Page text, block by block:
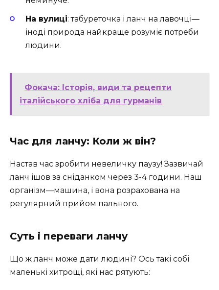
На вулиці: табуреточка і ланч на лавочці—
іноді природа найкраще розуміє потреби
людини.
Фокача: Історія, види та рецепти
італійського хліба для гурманів
Час для ланчу: Коли ж він?
Настав час зробити невеличку паузу! Зазвичай
ланч ішов за сніданком через 3-4 години. Наш
організм—машина, і вона розрахована на
регулярний прийом пального.
Суть і переваги ланчу
Що ж ланч може дати людині? Ось такі собі
маленькі хитрощі, які нас рятують: